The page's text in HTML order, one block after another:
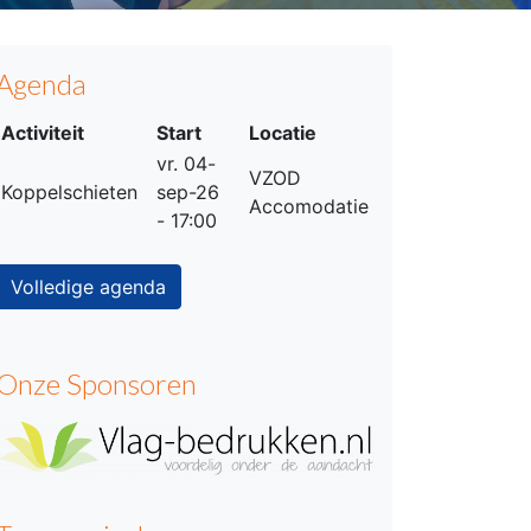
Activiteit Start Locatie
Koppelschieten
vr. 04-
sep-26
- 17:00
VZOD
Accomodatie
Volledige agenda
Sponsoren